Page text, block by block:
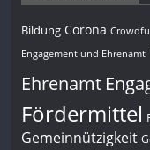
Bildung Corona
Engagement und Ehrenamt
Ehrenamt
Fördermittel
Gemeinnützigkeit